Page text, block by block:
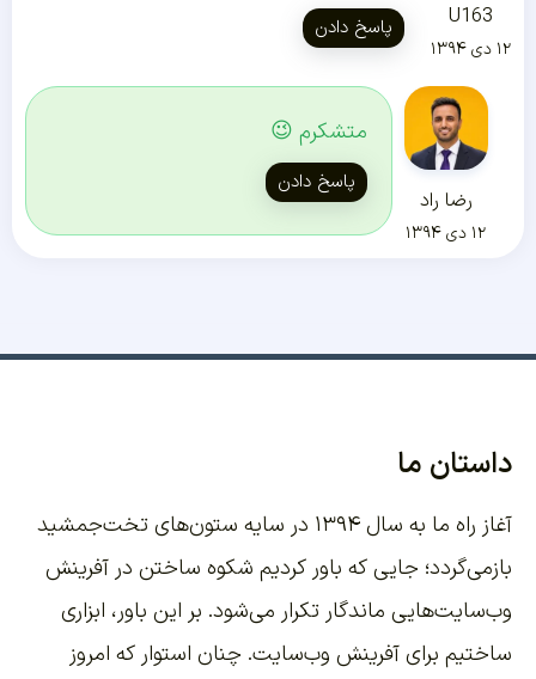
U163
۱۲ دی ۱۳۹۴
پاسخ دادن
رضا راد
۱۲ دی ۱۳۹۴
متشکرم 😉
پاسخ دادن
داستان ما
آغاز راه ما به سال ۱۳۹۴ در سایه ستون‌های تخت‌جمشید
بازمی‌گردد؛ جایی که باور کردیم شکوه ساختن در آفرینش
وب‌سایت‌هایی ماندگار تکرار می‌شود. بر این باور، ابزاری
ساختیم برای آفرینش وب‌سایت. چنان استوار که امروز